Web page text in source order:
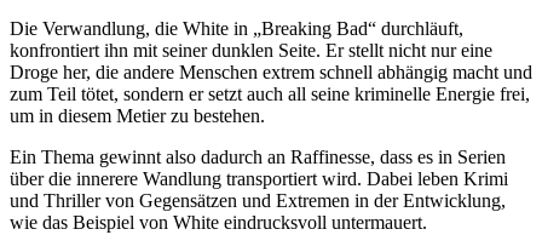
Die Verwandlung, die White in „Breaking Bad“ durchläuft,
konfrontiert ihn mit seiner dunklen Seite. Er stellt nicht nur eine
Droge her, die andere Menschen extrem schnell abhängig macht und
zum Teil tötet, sondern er setzt auch all seine kriminelle Energie frei,
um in diesem Metier zu bestehen.
Ein Thema gewinnt also dadurch an Raffinesse, dass es in Serien
über die innerere Wandlung transportiert wird. Dabei leben Krimi
und Thriller von Gegensätzen und Extremen in der Entwicklung,
wie das Beispiel von White eindrucksvoll untermauert.